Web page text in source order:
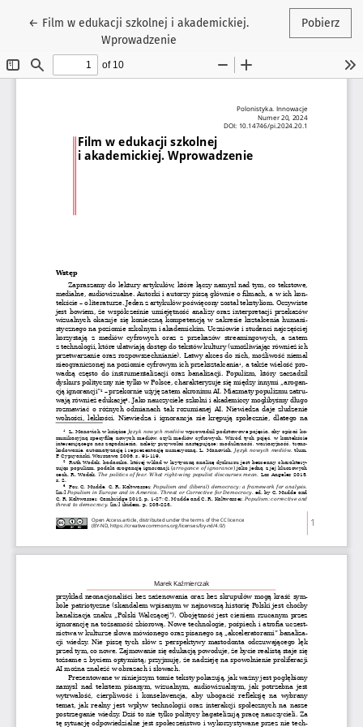
← Wróć do szczegółów artykułu
Film w edukacji szkolnej i akademickiej.
Wprowadzenie
Pobierz